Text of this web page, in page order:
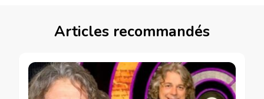
Articles recommandés